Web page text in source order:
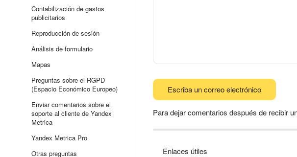
Contabilización de gastos
publicitarios
Reproducción de sesión
Análisis de formulario
Mapas
Preguntas sobre el RGPD
(Espacio Económico Europeo)
Enviar comentarios sobre el
soporte al cliente de Yandex
Metrica
Yandex Metrica Pro
Otras preguntas
Escriba un correo electrónico
Para dejar comentarios después de recibir
Enlaces útiles